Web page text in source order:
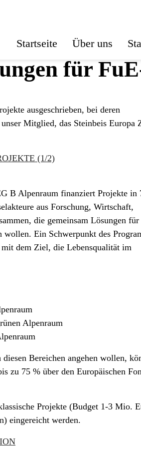
Startseite Über uns
für
ausgeschrieben, bei deren
Mitglied, das Steinbeis Europa
(1/2)
B Alpenraum finanziert Projekte in
aus Forschung, Wirtschaft,
die gemeinsam Lösungen für
wollen. Ein Schwerpunkt des
dem Ziel, die Lebensqualität im
Alpenraum
Bereichen angehen wollen,
zu 75 % über den Europäischen
Projekte (Budget 1-3 Mio.
eingereicht werden.